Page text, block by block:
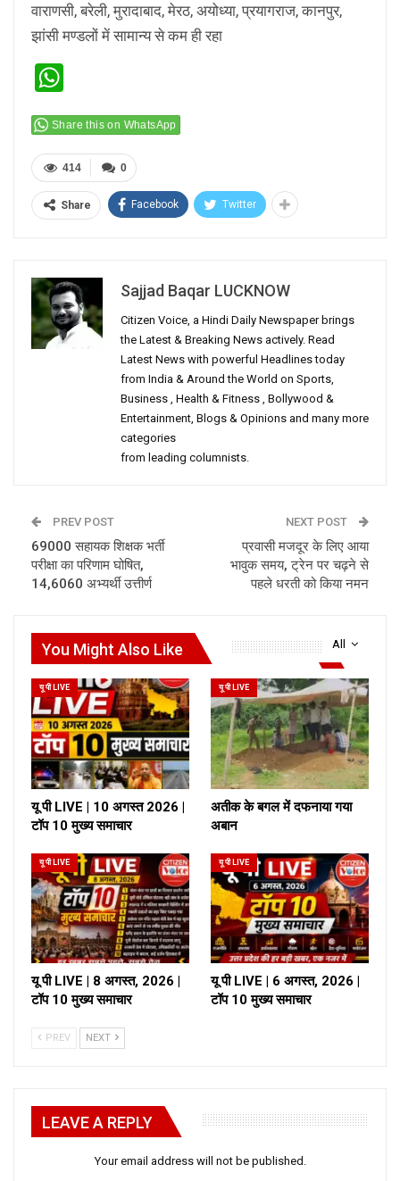
वाराणसी, बरेली, मुरादाबाद, मेरठ, अयोध्या, प्रयागराज, कानपुर,
झांसी मण्डलों में सामान्य से कम ही रहा
Share this on WhatsApp
0
414
Share Facebook Twitter
Sajjad Baqar LUCKNOW
Citizen Voice, a Hindi Daily Newspaper brings
the Latest & Breaking News actively. Read
Latest News with powerful Headlines today
from India & Around the World on Sports,
Business , Health & Fitness , Bollywood &
Entertainment, Blogs & Opinions and many more
categories
from leading columnists.
PREV POST
69000 सहायक शिक्षक भर्ती
परीक्षा का परिणाम घोषित,
14,6060 अभ्यर्थी उत्तीर्ण
NEXT POST
प्रवासी मजदूर के लिए आया
भावुक समय, ट्रेन पर चढ़ने से
पहले धरती को किया नमन
All
You Might Also Like
यू पी LIVE
यू पी LIVE | 10 अगस्त 2026 |
टॉप 10 मुख्य समाचार
यू पी LIVE
अतीक के बगल में दफनाया गया
अबान
यू पी LIVE
यू पी LIVE | 8 अगस्त, 2026 |
टॉप 10 मुख्य समाचार
यू पी LIVE
यू पी LIVE | 6 अगस्त, 2026 |
टॉप 10 मुख्य समाचार
PREV NEXT
LEAVE A REPLY
Your email address will not be published.